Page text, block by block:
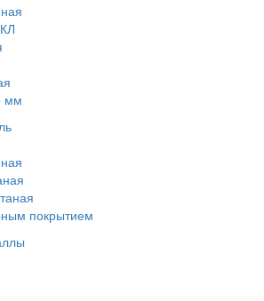
мм
покрытием